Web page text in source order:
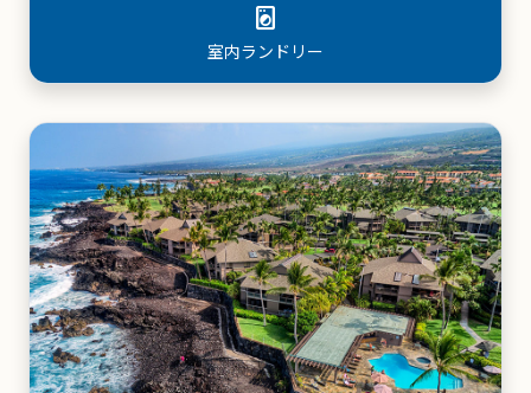
screen_search_desktop
インターネット